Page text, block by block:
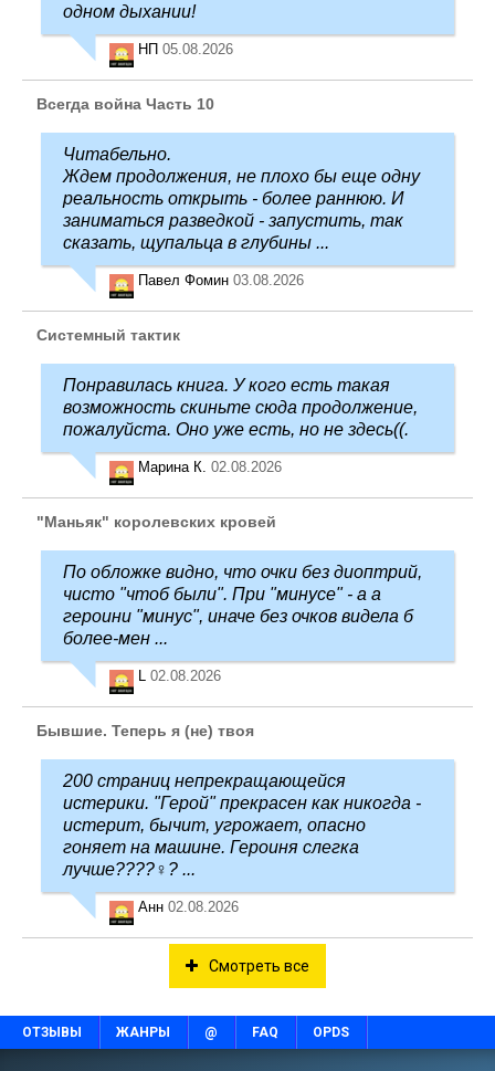
одном дыхании!
НП 05.08.2026
Всегда война Часть 10
Читабельно.
Ждем продолжения, не плохо бы еще одну
реальность открыть - более раннюю. И
заниматься разведкой - запустить, так
сказать, щупальца в глубины ...
Павел Фомин 03.08.2026
Системный тактик
Понравилась книга. У кого есть такая
возможность скиньте сюда продолжение,
пожалуйста. Оно уже есть, но не здесь((.
Марина К. 02.08.2026
"Маньяк" королевских кровей
По обложке видно, что очки без диоптрий,
чисто "чтоб были". При "минусе" - а а
героини "минус", иначе без очков видела б
более-мен ...
02.08.2026
Бывшие. Теперь я (не) твоя
200 страниц непрекращающейся
истерики. "Герой" прекрасен как никогда -
истерит, бычит, угрожает, опасно
гоняет на машине. Героиня слегка
лучше????‍♀️? ...
Анн 02.08.2026
Смотреть все
ОТЗЫВЫ ЖАНРЫ @ FAQ OPDS